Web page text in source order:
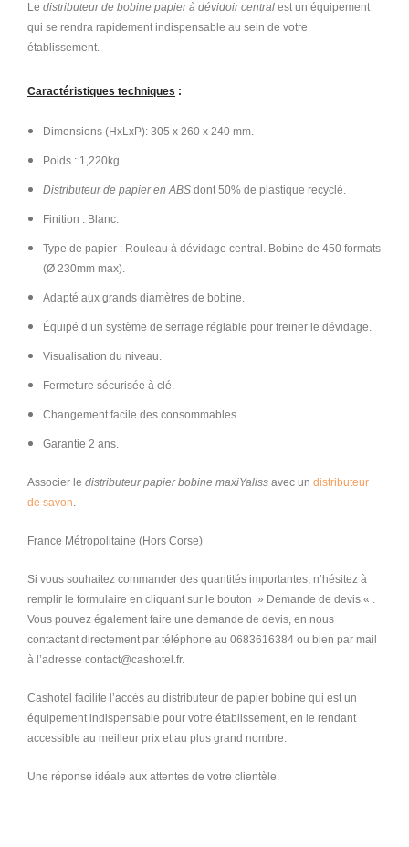
Le distributeur de bobine papier à dévidoir central est un équipement
qui se rendra rapidement indispensable au sein de votre
établissement.
Caractéristiques techniques :
Dimensions (HxLxP): 305 x 260 x 240 mm.
Poids : 1,220kg.
Distributeur de papier en ABS dont 50% de plastique recyclé.
Finition : Blanc.
Type de papier : Rouleau à dévidage central. Bobine de 450 formats
(Ø 230mm max).
Adapté aux grands diamètres de bobine.
Équipé d’un système de serrage réglable pour freiner le dévidage.
Visualisation du niveau.
Fermeture sécurisée à clé.
Changement facile des consommables.
Garantie 2 ans.
Associer le distributeur papier bobine maxiYaliss avec un distributeur
de savon.
France Métropolitaine (Hors Corse)
Si vous souhaitez commander des quantités importantes, n’hésitez à
remplir le formulaire en cliquant sur le bouton » Demande de devis « .
Vous pouvez également faire une demande de devis, en nous
contactant directement par téléphone au 0683616384 ou bien par mail
à l’adresse contact@cashotel.fr.
Cashotel facilite l’accès au distributeur de papier bobine qui est un
équipement indispensable pour votre établissement, en le rendant
accessible au meilleur prix et au plus grand nombre.
Une réponse idéale aux attentes de votre clientèle.